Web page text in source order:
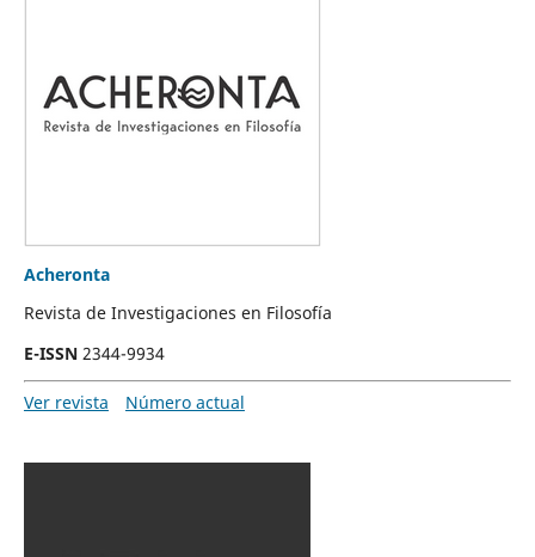
Acheronta
Revista de Investigaciones en Filosofía
E-ISSN 2344-9934
Ver revista Número actual